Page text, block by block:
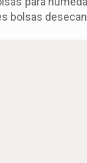
bolsas